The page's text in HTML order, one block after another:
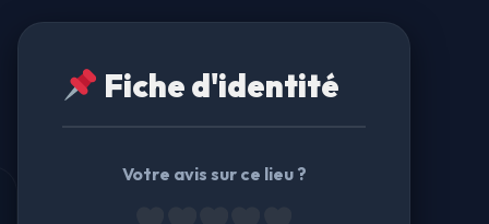
Fiche d'identité
Votre avis sur ce lieu ?